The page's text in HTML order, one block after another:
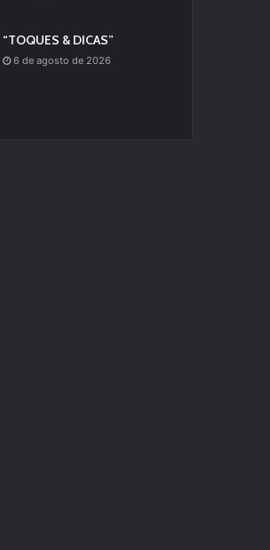
“TOQUES & DICAS”
6 de agosto de 2026